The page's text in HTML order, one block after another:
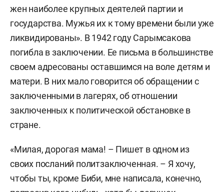
жен наиболее крупных деятелей партии и
государства. Мужья их к тому времени были уже
ликвидированы». В 1942 году Сарымсакова
погибла в заключении. Ее письма в большинстве
своем адресованы оставшимся на воле детям и
матери. В них мало говорится об обращении с
заключенными в лагерях, об отношении
заключенных к политической обстановке в
стране.
«Милая, дорогая мама! – Пишет в одном из
своих посланий политзаключенная. – Я хочу,
чтобы ты, кроме Биби, мне написала, конечно,